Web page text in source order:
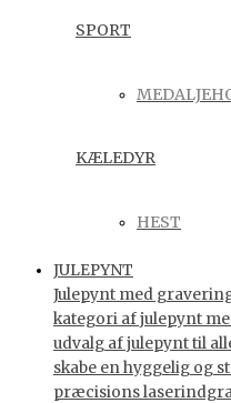
SPORT
KÆLEDYR
HEST
JULEPYNT
Julepynt med
kategori af julepynt
udvalg af julepynt til
skabe en hyggelig og
præcisions